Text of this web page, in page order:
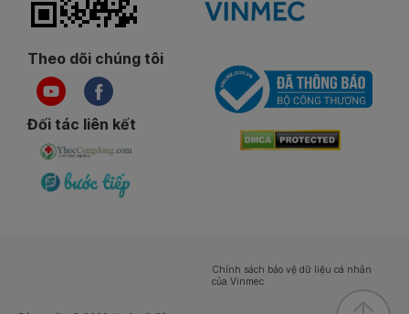
Theo dõi chúng tôi
Đối tác liên kết
Chính sách bảo vệ dữ liệu cá nhân
của Vinmec